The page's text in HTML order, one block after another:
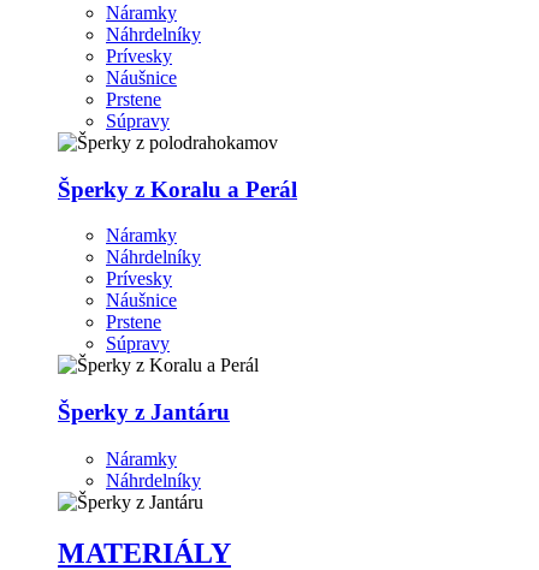
Náramky
Náhrdelníky
Prívesky
Náušnice
Prstene
Súpravy
Šperky z Koralu a Perál
Náramky
Náhrdelníky
Prívesky
Náušnice
Prstene
Súpravy
Šperky z Jantáru
Náramky
Náhrdelníky
MATERIÁLY